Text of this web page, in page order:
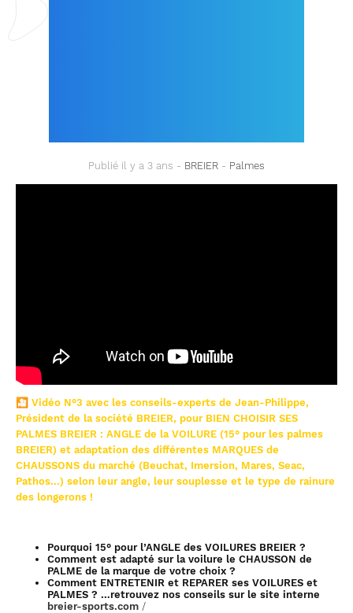
Publié il y a 3 ans - BREIER - Palmes
🎦 Vidéo N°3 avec les conseils-experts de Jean-Philippe,
Président de la société BREIER, pour BIEN CHOISIR SES
PALMES BREIER : ANGLE de la VOILURE (15° pour les palmes
BREIER) et adaptation des différentes MARQUES de
CHAUSSONS du marché (Beuchat, Imersion, Mares, Seac,
Pathos…) selon leur angle, leur souplesse et le type de rainure
des longerons !
Pourquoi 15° pour l’ANGLE des VOILURES BREIER ?
Comment est adapté sur la voilure le CHAUSSON de
PALME de la marque de votre choix ?
Comment ENTRETENIR et REPARER ses VOILURES et
PALMES ? …retrouvez nos conseils sur le site interne
breier-sports.com /